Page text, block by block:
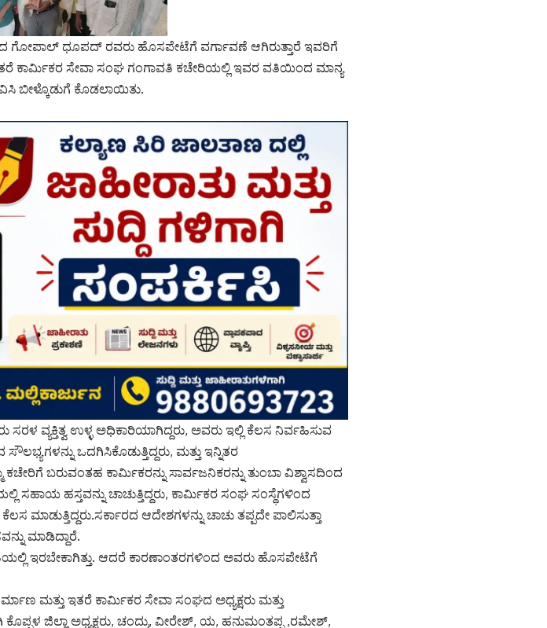
ಗೋಪಾಲ್ ಧೂಪದ್ ರವರು ಹೊಸಪೇಟೆಗೆ ವರ್ಗಾವಣೆ ಆಗಿರುತ್ತಾರೆ ಇವರಿಗೆ
ಕಾರ್ಮಿಕರ ಸೇವಾ ಸಂಘ ಗಂಗಾವತಿ ಕಚೇರಿಯಲ್ಲಿ ಇವರ ವತಿಯಿಂದ ಮಾನ್ಯ
ಬೀಳ್ಕೊಡುಗೆ ಕೊಡಲಾಯಿತು.
ವ್ಯಕ್ತಿತ್ವ ಉಳ್ಳ ಅಧಿಕಾರಿಯಾಗಿದ್ದರು, ಅವರು ಇಲ್ಲಿ ಕೆಲಸ ನಿರ್ವಹಿಸುವ
ಒದಗಿಸಿಕೊಡುತ್ತಿದ್ದರು, ಮತ್ತು ಇನ್ನಿತರ
ಬರುವಂತಹ ಕಾರ್ಮಿಕರನ್ನು ಸಾರ್ವಜನಿಕರನ್ನು ತುಂಬಾ ವಿಶ್ವಾಸದಿಂದ
ಸಹಾಯ ಹಸ್ತವನ್ನು ಚಾಚುತ್ತಿದ್ದರು, ಕಾರ್ಮಿಕರ ಸಂಘ ಸಂಸ್ಥೆಗಳಿಂದ
ಮಾಡುತ್ತಿದ್ದರು.ಸರ್ಕಾರದ ಆದೇಶಗಳನ್ನು ಚಾಚು ತಪ್ಪದೇ ಪಾಲಿಸುತ್ತಾ
ಮಾಡಿದ್ದಾರೆ.
ಇರಬೇಕಾಗಿತ್ತು. ಆದರೆ ಕಾರಣಾಂತರಗಳಿಂದ ಅವರು ಹೊಸಪೇಟೆಗೆ
ಮತ್ತು ಇತರೆ ಕಾರ್ಮಿಕರ ಸೇವಾ ಸಂಘದ ಅಧ್ಯಕ್ಷರು ಮತ್ತು
ಜಿಲ್ಲಾ ಅಧ್ಯಕ್ಷರು, ಚಂದ್ರು, ವೀರೇಶ್, ಯ, ಹನುಮಂತಪ್ಪ ,ರಮೇಶ್,